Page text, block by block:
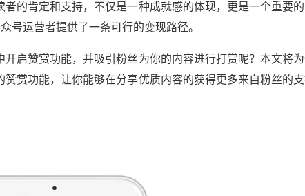
的肯定和支持，不仅是一种成就感的体现，更是一个重要
号运营者提供了一条可行的变现路径。
启赞赏功能，并吸引粉丝为你的内容进行打赏呢？本文将
赏功能，让你能够在分享优质内容的获得更多来自粉丝的